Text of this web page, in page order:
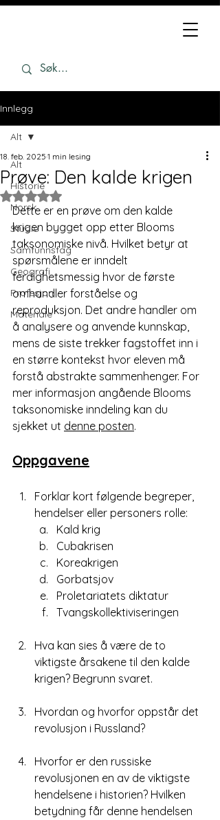
Innlegg
Alt
Historie
Norsk
Studie
Samfunnsfag
Geografi
Profesjon
Materiale
Alt
Prøve: Den kalde krigen
18. feb. 2025 1 min lesing
Gitt NaN av 5 stjerner.
Dette er en prøve om den kalde
krigen bygget opp etter Blooms
taksonomiske nivå. Hvilket betyr at
spørsmålene er inndelt
ferdighetsmessig hvor de første
omhandler forståelse og
reproduksjon. Det andre handler om
å analysere og anvende kunnskap,
mens de siste trekker fagstoffet inn i
en større kontekst hvor eleven må
forstå abstrakte sammenhenger. For
mer informasjon angående Blooms
taksonomiske inndeling kan du
sjekket ut denne posten.
Oppgavene
Forklar kort følgende begreper,
hendelser eller personers rolle:
Kald krig
Cubakrisen
Koreakrigen
Gorbatsjov
Proletariatets diktatur
Tvangskollektiviseringen
Hva kan sies å være de to
viktigste årsakene til den kalde
krigen? Begrunn svaret.
Hvordan og hvorfor oppstår det
revolusjon i Russland?
Hvorfor er den russiske
revolusjonen en av de viktigste
hendelsene i historien? Hvilken
betydning får denne hendelsen